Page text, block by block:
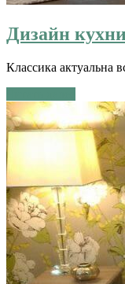
Дизайн
Классика актуальна